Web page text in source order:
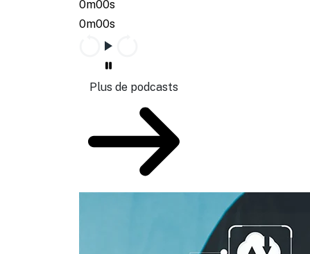
0m00s
0m00s
Plus de podcasts